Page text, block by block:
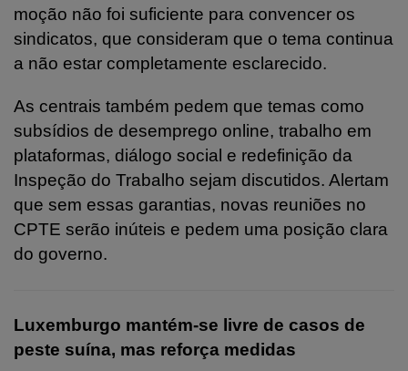
moção não foi suficiente para convencer os
sindicatos, que consideram que o tema continua
a não estar completamente esclarecido.
As centrais também pedem que temas como
subsídios de desemprego online, trabalho em
plataformas, diálogo social e redefinição da
Inspeção do Trabalho sejam discutidos. Alertam
que sem essas garantias, novas reuniões no
CPTE serão inúteis e pedem uma posição clara
do governo.
Luxemburgo mantém-se livre de casos de
peste suína, mas reforça medidas